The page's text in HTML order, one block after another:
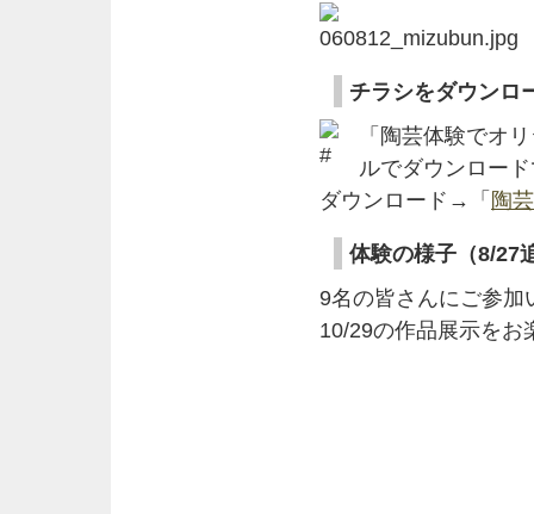
チラシをダウンロ
「陶芸体験でオ
ルでダウンロー
ダウンロード→「 陶
体験の様子（8/27
9名の皆さんにご参加
10/29の作品展示をお